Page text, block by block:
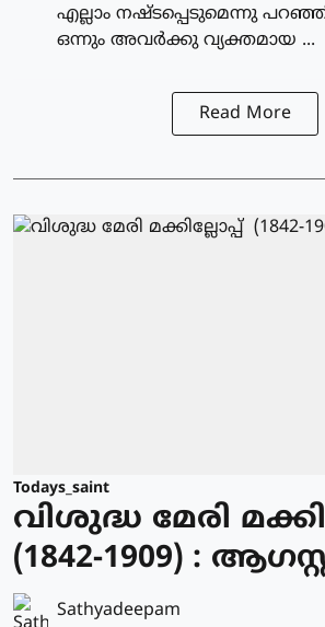
എല്ലാം നഷ്ടപ്പെടുമെന്നു
ഒന്നും അവര്‍ക്കു വ്യക്തമായ ...
Read More
Todays_saint
വിശുദ്ധ മേരി
(1842-1909) :
Sathyadeepam